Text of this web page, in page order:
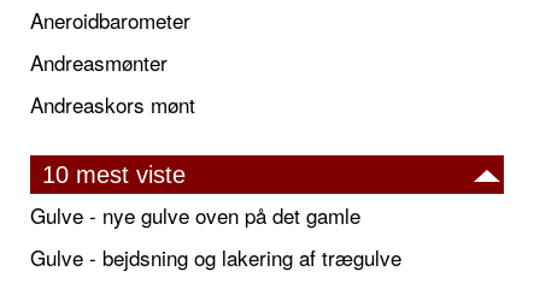
Aneroidbarometer
Andreasmønter
Andreaskors mønt
10 mest viste
Gulve - nye gulve oven på det gamle
Gulve - bejdsning og lakering af trægulve